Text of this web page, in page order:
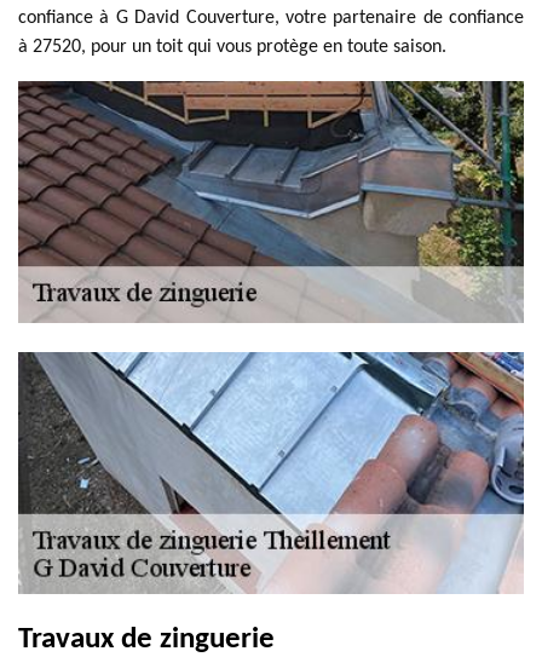
confiance à G David Couverture, votre partenaire de confiance
à 27520, pour un toit qui vous protège en toute saison.
Travaux de zinguerie